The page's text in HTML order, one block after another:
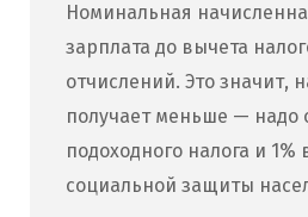
Номинальная
зарплата до вычета
отчислений. Это значит,
получает меньше — надо
подоходного налога и
социальной защиты